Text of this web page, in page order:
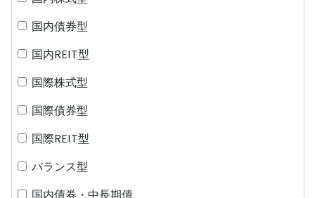
国内債券型
国内REIT型
国際株式型
国際債券型
国際REIT型
バランス型
国内債券・中長期債